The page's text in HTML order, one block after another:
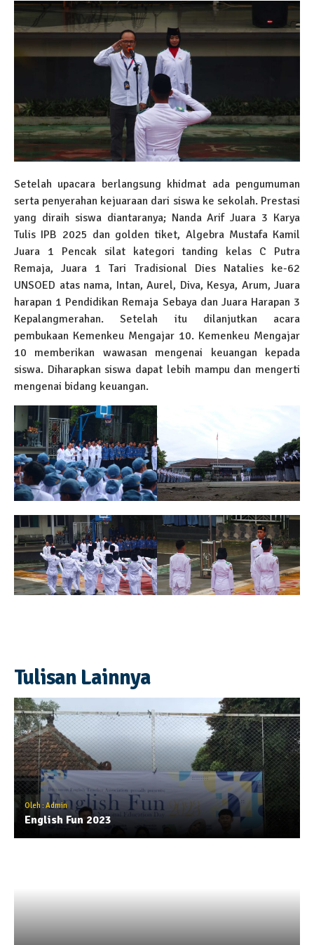
Setelah upacara berlangsung khidmat ada pengumuman
serta penyerahan kejuaraan dari siswa ke sekolah. Prestasi
yang diraih siswa diantaranya; Nanda Arif Juara 3 Karya
Tulis IPB 2025 dan golden tiket, Algebra Mustafa Kamil
Juara 1 Pencak silat kategori tanding kelas C Putra
Remaja, Juara 1 Tari Tradisional Dies Natalies ke-62
UNSOED atas nama, Intan, Aurel, Diva, Kesya, Arum, Juara
harapan 1 Pendidikan Remaja Sebaya dan Juara Harapan 3
Kepalangmerahan. Setelah itu dilanjutkan acara
pembukaan Kemenkeu Mengajar 10. Kemenkeu Mengajar
10 memberikan wawasan mengenai keuangan kepada
siswa. Diharapkan siswa dapat lebih mampu dan mengerti
mengenai bidang keuangan.
Tulisan Lainnya
Oleh : Admin
English Fun 2023